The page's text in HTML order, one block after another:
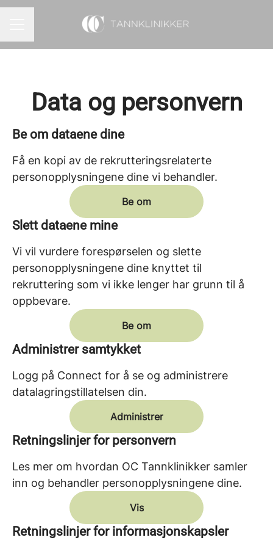
Data og personvern
Be om dataene dine
Få en kopi av de rekrutteringsrelaterte
personopplysningene dine vi behandler.
Be om
Slett dataene mine
Vi vil vurdere forespørselen og slette
personopplysningene dine knyttet til
rekruttering som vi ikke lenger har grunn til å
oppbevare.
Be om
Administrer samtykket
Logg på Connect for å se og administrere
datalagringstillatelsen din.
Administrer
Retningslinjer for personvern
Les mer om hvordan OC Tannklinikker samler
inn og behandler personopplysningene dine.
Vis
Retningslinjer for informasjonskapsler